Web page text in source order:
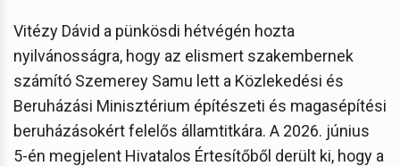
Vitézy Dávid a pünkösdi hétvégén hozta
nyilvánosságra, hogy az elismert szakembernek
számító Szemerey Samu lett a Közlekedési és
Beruházási Minisztérium építészeti és magasépítési
beruházásokért felelős államtitkára. A 2026. június
5-én megjelent Hivatalos Értesítőből derült ki, hogy a